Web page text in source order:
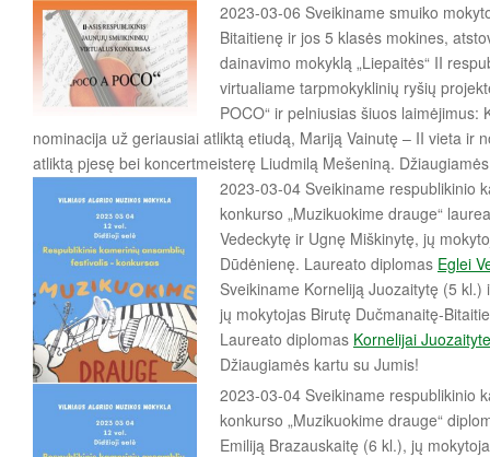
2023-03-06 Sveikiname smuiko
Bitaitienę ir jos 5 klasės mokines,
dainavimo mokyklą „Liepaitės“ II
virtualiame tarpmokyklinių ryšių
POCO“ ir pelniusias šiuos
nominacija už geriausiai atliktą etiudą, Mariją Vainutę – II vieta ir
atliktą pjesę bei koncertmeisterę Liudmilą Mešeniną.
2023-03-04 Sveikiname respublikinio
konkurso „Muzikuokime drauge“
Vedeckytę ir Ugnę Miškinytę, jų
Dūdėnienę. Laureato diplomas Eglei
Sveikiname Korneliją Juozaitytę (5
jų mokytojas Birutę Dučmanaitę-
Laureato diplomas Kornelijai
Džiaugiamės kartu su Jumis!
2023-03-04 Sveikiname respublikinio
konkurso „Muzikuokime drauge“
Emiliją Brazauskaitę (6 kl.), jų